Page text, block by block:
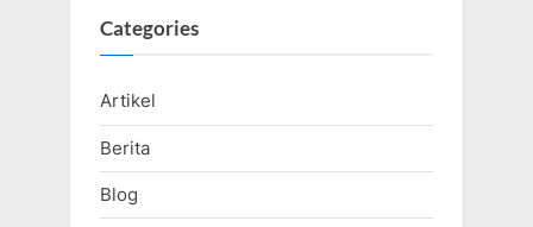
Categories
Artikel
Berita
Blog